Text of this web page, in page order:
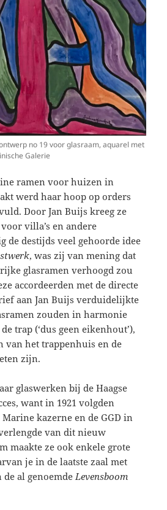
no 19 voor glasraam, aquarel met
Galerie
ramen voor huizen in
werd haar hoop op orders
Door Jan Buijs kreeg ze
villa’s en andere
de destijds veel gehoorde idee
, was zij van mening dat
glasramen verhoogd zou
accordeerden met de directe
aan Jan Buijs verduidelijkte
zouden in harmonie
trap (‘dus geen eikenhout’),
van het trappenhuis en de
zijn.
glaswerken bij de Haagse
want in 1921 volgden
kazerne en de GGD in
van dit nieuw
maakte ze ook enkele grote
je in de laatste zaal met
al genoemde Levensboom